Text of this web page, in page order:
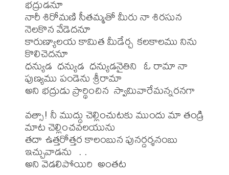
భద్రుడనూ
నారీ శిరోమణి సీతమ్మతో మీరు నా శిరసున
నెలకొన వేడెదనూ
కారుణ్యాలయ కామిత మీడేర్చ కలకాలము నిను
కొలిచెదనూ
ధన్యుడ  ధన్యుడ  ధన్యుడనైతిని  ఓ రామా నా
పుణ్యము పండెను శ్రీరామా
అని భద్రుడు ప్రార్థించిన  స్వామివారేమన్నరనగా
వత్సా! నీ ముద్దు చెల్లించుటకు ముందు మా తండ్రి
మాట చెల్లించవలయును
తదా ఉత్తరోత్తర కాలంబున పునర్దర్శనంబు
ఇచ్చువాడను  . .
అని వెడలిపోయిరి  అంతట